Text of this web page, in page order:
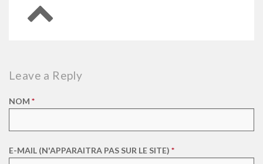
Retour en haut de page
Leave a Reply
NOM *
E-MAIL (N'APPARAITRA PAS SUR LE SITE) *